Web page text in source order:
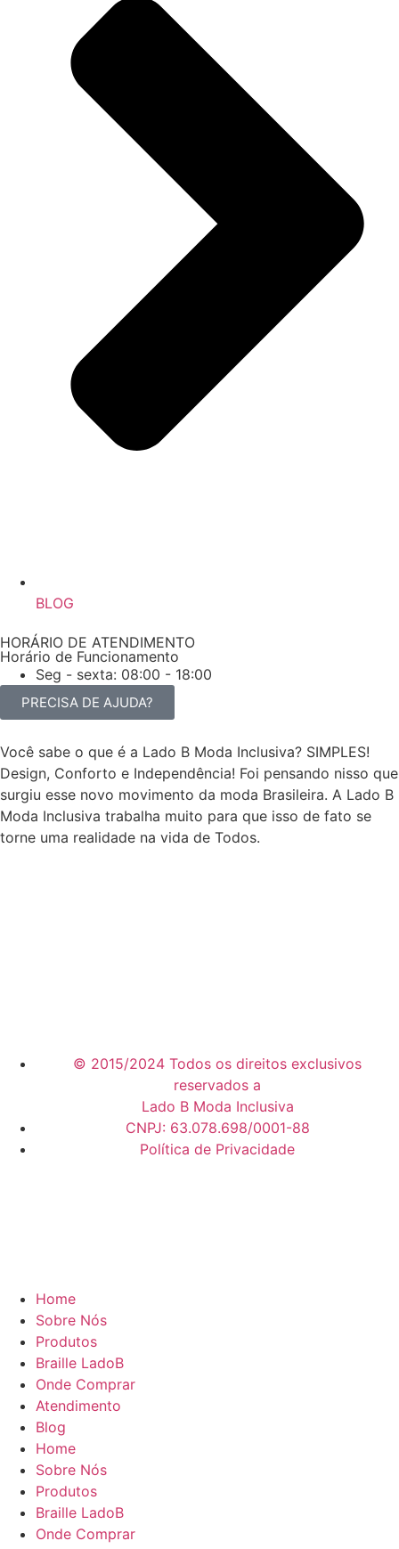
BLOG
HORÁRIO DE ATENDIMENTO
Horário de Funcionamento
Seg - sexta: 08:00 - 18:00
PRECISA DE AJUDA?
Você sabe o que é a Lado B Moda Inclusiva? SIMPLES!
Design, Conforto e Independência! Foi pensando nisso que
surgiu esse novo movimento da moda Brasileira. A Lado B
Moda Inclusiva trabalha muito para que isso de fato se
torne uma realidade na vida de Todos.
© 2015/2024 Todos os direitos exclusivos
reservados a
Lado B Moda Inclusiva
CNPJ: 63.078.698/0001-88
Política de Privacidade
Home
Sobre Nós
Produtos
Braille LadoB
Onde Comprar
Atendimento
Blog
Home
Sobre Nós
Produtos
Braille LadoB
Onde Comprar